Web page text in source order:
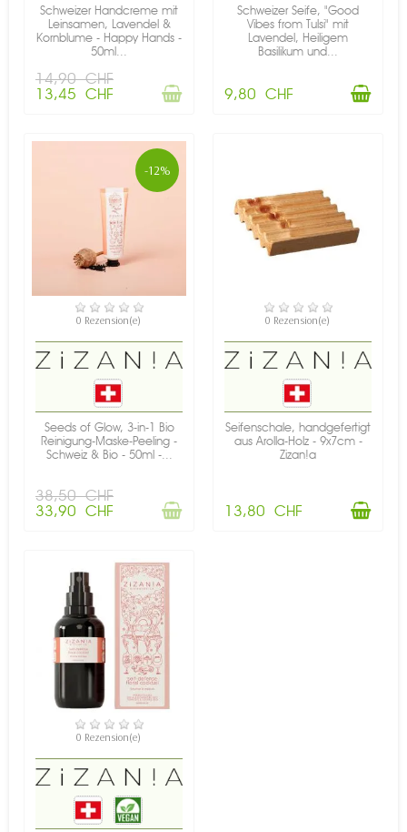
Schweizer Handcreme mit
Leinsamen, Lavendel &
Kornblume - Happy Hands -
50ml...
14,90 CHF
13,45 CHF
Schweizer Seife, "Good
Vibes from Tulsi" mit
Lavendel, Heiligem
Basilikum und...
9,80 CHF
-12%
NICHT AUF LAGER
0 Rezension(e)
Seeds of Glow, 3-in-1 Bio
Reinigung-Maske-Peeling -
Schweiz & Bio - 50ml -...
38,50 CHF
33,90 CHF
VERFÜGBAR
0 Rezension(e)
Seifenschale, handgefertigt
aus Arolla-Holz - 9x7cm -
Zizan!a
13,80 CHF
VERFÜGBAR
0 Rezension(e)